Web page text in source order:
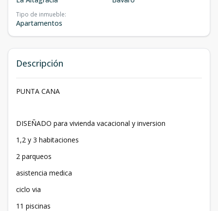
Tipo de inmueble:
Apartamentos
Descripción
PUNTA CANA
DISEÑADO para vivienda vacacional y inversion
1,2 y 3 habitaciones
2 parqueos
asistencia medica
ciclo via
11 piscinas